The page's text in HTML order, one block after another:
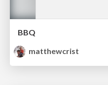
BBQ
matthewcrist